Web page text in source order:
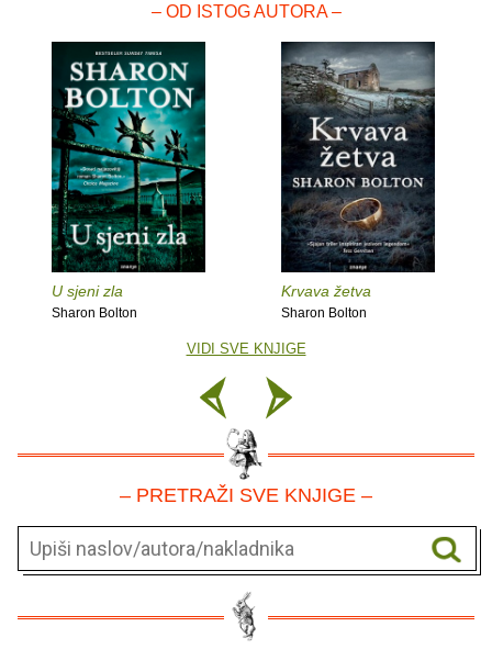
– OD ISTOG AUTORA –
U sjeni zla
Sharon Bolton
Krvava žetva
Sharon Bolton
VIDI SVE KNJIGE
– PRETRAŽI SVE KNJIGE –